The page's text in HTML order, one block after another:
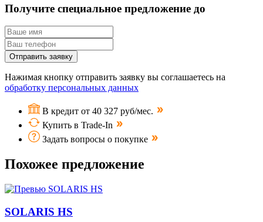
Получите специальное предложение до
Отправить заявку
Нажимая кнопку отправить заявку вы соглашаетесь на
обработку персональных данных
В кредит от 40 327 руб/мес.
Купить в Trade-In
Задать вопросы о покупке
Похожее предложение
SOLARIS HS